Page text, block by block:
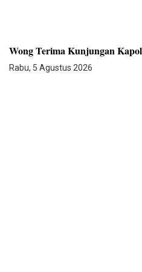
Wong Terima Kunjungan
Rabu, 5 Agustus 2026